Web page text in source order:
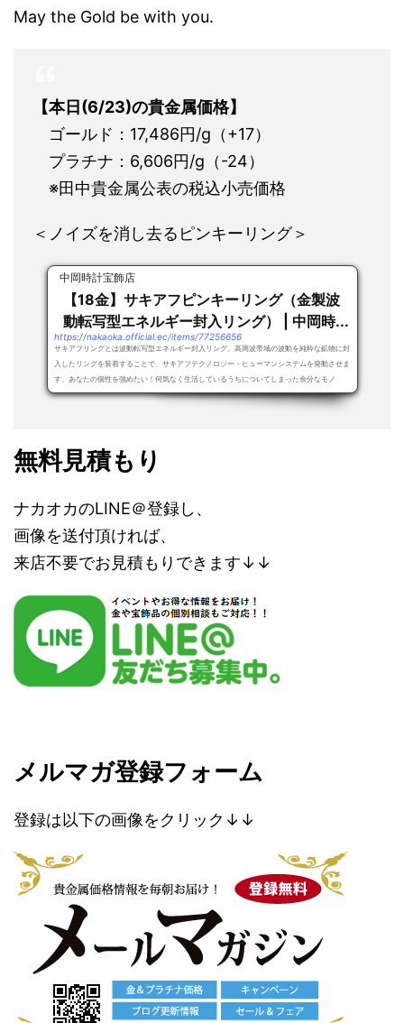
May the Gold be with you.
【本日(6/23)の貴金属価格】
ゴールド：17,486円/g（+17）
プラチナ：6,606円/g（-24）
※田中貴金属公表の税込小売価格
＜ノイズを消し去るピンキーリング＞
中岡時計宝飾店
【18金】サキアフピンキーリング（金製波
動転写型エネルギー封入リング） | 中岡時...
https://nakaoka.official.ec/items/77256656
サキアフリングとは波動転写型エネルギー封入リング。高周波帯域の波動を純粋な鉱物に封
入したリングを装着することで、サキアフテクノロジー・ヒューマンシステムを発動させま
す。あなたの個性を強めたい！何気なく生活しているうちについてしまった余分なモノ
（ノ...
無料見積もり
ナカオカのLINE＠登録し、
画像を送付頂ければ、
来店不要でお見積もりできます↓↓
メルマガ登録フォーム
登録は以下の画像をクリック↓↓